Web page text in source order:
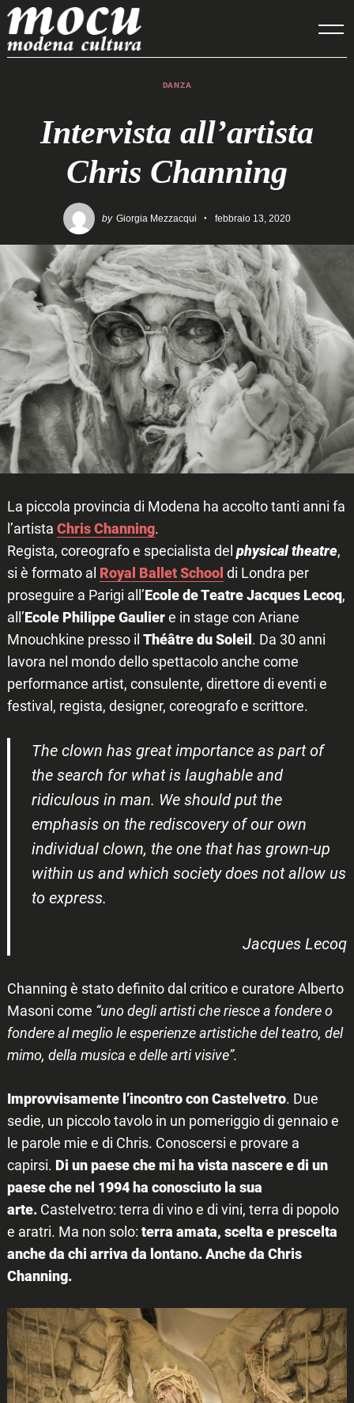
Skip
to
content
DANZA
Intervista all’artista
Chris Channing
by Giorgia Mezzacqui febbraio 13, 2020
La piccola provincia di Modena ha accolto tanti anni fa
l’artista Chris Channing.
Regista, coreografo e specialista del physical theatre,
si è formato al Royal Ballet School di Londra per
proseguire a Parigi all’Ecole de Teatre Jacques Lecoq,
all’Ecole Philippe Gauliere in stage con Ariane
Mnouchkine presso il Théâtre du Soleil. Da 30 anni
lavora nel mondo dello spettacolo anche come
performance artist, consulente, direttore di eventi e
festival, regista, designer, coreografo e scrittore.
The clown has great importance as part of
the search for what is laughable and
ridiculous in man. We should put the
emphasis on the rediscovery of our own
individual clown, the one that has grown-up
within us and which society does not allow us
to express.
Jacques Lecoq
Channing è stato definito dal critico e curatore Alberto
Masoni come “uno degli artisti che riesce a fondere o
fondere al meglio le esperienze artistiche del teatro, del
mimo, della musica e delle arti visive”.
Improvvisamente l’incontro con Castelvetro. Due
sedie, un piccolo tavolo in un pomeriggio di gennaio e
le parole mie e di Chris. Conoscersi e provare a
capirsi. Di un paese che mi ha vista nascere e di un
paese che nel 1994 ha conosciuto la sua
arte. Castelvetro: terra di vino e di vini, terra di popolo
e aratri. Ma non solo: terra amata, scelta e prescelta
anche da chi arriva da lontano. Anche da Chris
Channing.